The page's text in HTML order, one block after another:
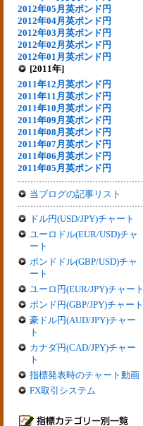
2012年05月英ポンド円
2012年04月英ポンド円
2012年03月英ポンド円
2012年02月英ポンド円
2012年01月英ポンド円
[2011年]
2011年12月英ポンド円
2011年11月英ポンド円
2011年10月英ポンド円
2011年09月英ポンド円
2011年08月英ポンド円
2011年07月英ポンド円
2011年06月英ポンド円
2011年05月英ポンド円
当ブログの記事リスト
ドル円(USD/JPY)チャート
ユーロドル(EUR/USD)チャ
ート
ポンドドル(GBP/USD)チャ
ート
ユーロ円(EUR/JPY)チャート
ポンド円(GBP/JPY)チャート
豪ドル円(AUD/JPY)チャー
ト
カナダ円(CAD/JPY)チャー
ト
指標発表時のチャート動画
FX取引システム